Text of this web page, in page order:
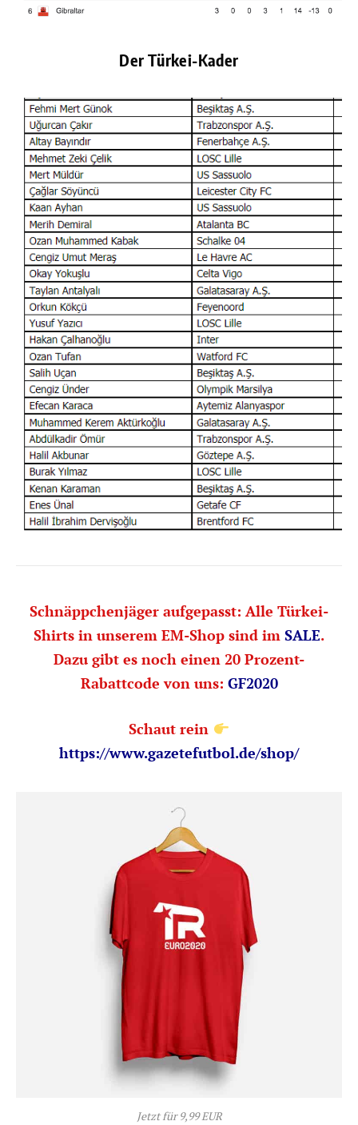
Der Türkei-Kader
Schnäppchenjäger aufgepasst: Alle Türkei-
Shirts in unserem EM-Shop sind im SALE.
Dazu gibt es noch einen 20 Prozent-
Rabattcode von uns: GF2020
Schaut rein
https://www.gazetefutbol.de/shop/
Jetzt für 9,99 EUR